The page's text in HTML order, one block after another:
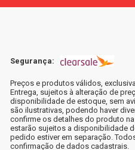
Segurança:
Preços e produtos válidos,
Entrega, sujeitos à alteração de
disponibilidade de estoque, sem
são ilustrativas, podendo haver
confirme os detalhes do produto
estarão sujeitos a disponibilidade
pedido estiver em separação.
confirmação de dados cadastrais.